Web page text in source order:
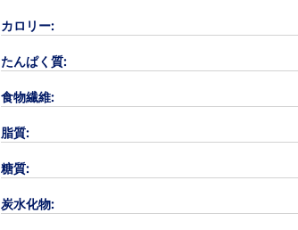
カロリー:
たんぱく質:
食物繊維:
脂質:
糖質:
炭水化物: